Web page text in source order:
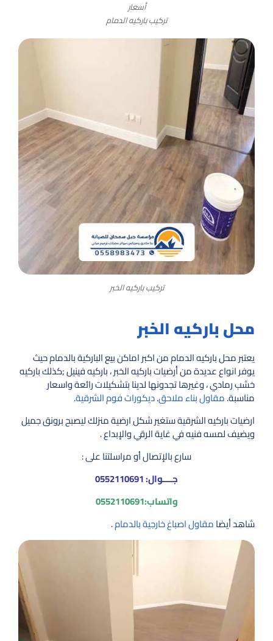
أسعار
تركيب باركيه الدمام
تركيب باركيه الخبر
محل باركيه الخبر
يعتبر محل باركيه الدمام من اكبر اماكن بيع الباركية بالدمام حيث
يوفر انواع عديدة من أرضيات باركيه الخبر ، باركيه فينيل ;كذلك باركيه
خشب رمادي ، وغيرها تجدونها لدينا بتشكيلات رائعة واسعار
مناسبة.مقاول بناء ملاحق.ديكورات فوم الشرقية.
ارضيات باركيه الشرقية ستغير شكل ارضية منزلك ليصبح برونق جميل
ويضيف لمسه فنيه في غاية الرقي والإبداع .
سارع بالإتصال أو مراسلتنا على :
جــــوال:0552110691
واتساب:0552110691
شاهد أيضامقاول اصباغ خارجية بالدمام.